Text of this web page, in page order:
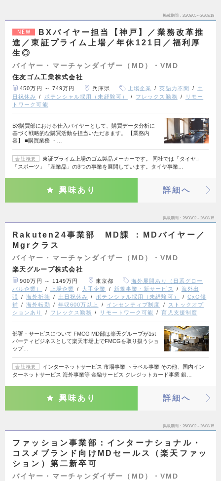
掲載期間 26/08/05～26/08/18
NEW
BXバイヤー担当【神戸】／業務改革推
進／東証プライム上場／年休121日／福利厚
生◎
バイヤー・マーチャンダイザー（MD）・VMD
住友ゴム工業株式会社
450万円 ～ 749万円 兵庫県 上場企業 英語力不問
土
日祝休み
ポテンシャル採用（未経験可） フレックス勤務
リモー
トワーク可能
BX購買部における仕入バイヤーとして、購買データ分析に
基づく戦略的な購買活動を担当いただきます。 【業務内
容】 ■購買業務 ・…
会社概要
東証プライム上場のゴム製品メーカーです。 同社では「タイヤ」
「スポーツ」「産業品」の3つの事業を展開しています。タイヤ事業…
興味あり 詳細へ
掲載期間 26/08/02～26/08/15
Rakuten24事業部 MD課 ：MDバイヤー／
Mgrクラス
バイヤー・マーチャンダイザー（MD）・VMD
楽天グループ株式会社
900万円 ～ 1149万円 東京都
海外展開あり（日系グロー
バル企業）
上場企業 大手企業 新規事業・新サービス
海外出
張
海外折衝 土日祝休み ポテンシャル採用（未経験可）
CxO候
補
海外転勤 年収600万以上 インセンティブ制度
ストックオプ
ションあり
フレックス勤務 リモートワーク可能 育児支援制度
部署・サービスについて FMCG MD部は楽天グループが1st
パーティビジネスとして楽天市場上でFMCGを取り扱うショ
ップ…
会社概要
インターネットサービス 市場事業 トラベル事業 その他、国内イン
ターネットサービス 海外事業等 金融サービス クレジットカード事業 銀…
興味あり 詳細へ
掲載期間 26/08/02～26/08/15
ファッション事業部：インターナショナル・
コスメブランド向けMDセールス（楽天ファッ
ション）第二新卒可
バイヤー・マーチャンダイザー（MD）・VMD